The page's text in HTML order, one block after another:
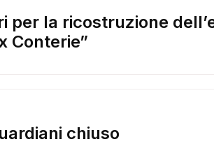
per la ricostruzione
Conterie”
chiuso